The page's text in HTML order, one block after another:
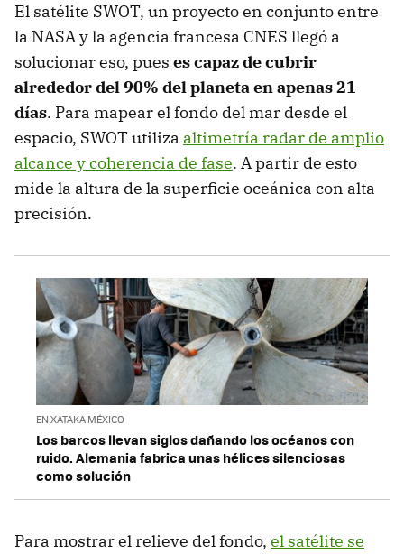
El satélite SWOT, un proyecto en conjunto entre
la NASA y la agencia francesa CNES llegó a
solucionar eso, pues es capaz de cubrir
alrededor del 90% del planeta en apenas 21
días. Para mapear el fondo del mar desde el
espacio, SWOT utiliza altimetría radar de amplio
alcance y coherencia de fase. A partir de esto
mide la altura de la superficie oceánica con alta
precisión.
EN XATAKA MÉXICO
Los barcos llevan siglos dañando los océanos con
ruido. Alemania fabrica unas hélices silenciosas
como solución
Para mostrar el relieve del fondo, el satélite se